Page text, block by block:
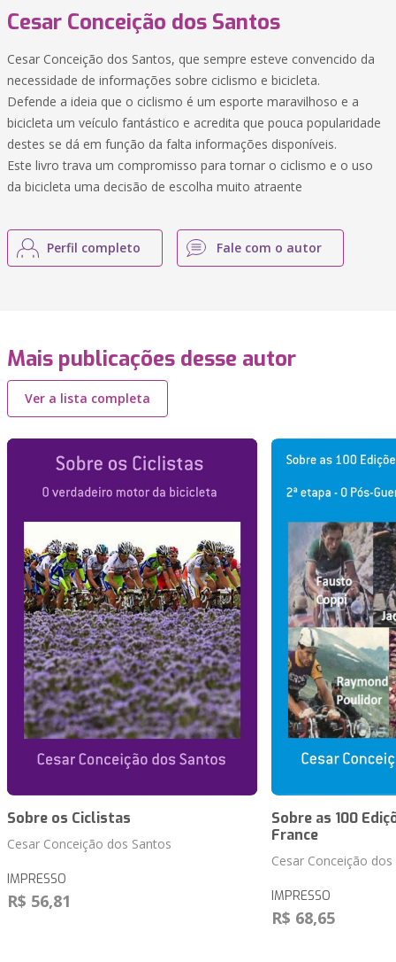
Cesar Conceição dos Santos
Cesar Conceição dos Santos, que sempre esteve convencido da
necessidade de informações sobre ciclismo e bicicleta.
Defende a ideia que o ciclismo é um esporte maravilhoso e a
bicicleta um veículo fantástico e acredita que pouca popularidade
destes se dá em função da falta informações disponíveis.
Este livro trava um compromisso para tornar o ciclismo e o uso
da bicicleta uma decisão de escolha muito atraente
Perfil completo Fale com o autor
Mais publicações desse autor
Ver a lista completa
Sobre os Ciclistas
Cesar Conceição dos Santos
IMPRESSO
R$ 56,81
Sobre as 100
France
Cesar Conceição
IMPRESSO
R$ 68,65